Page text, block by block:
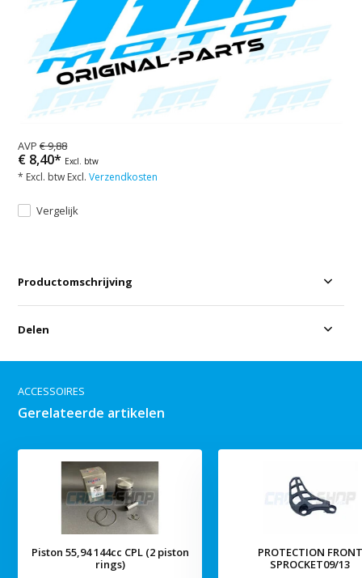
AVP€ 9,88
€ 8,40* Excl. btw
* Excl. btw Excl.Verzendkosten
Vergelijk
Productomschrijving
Delen
ACCESSOIRES
Gerelateerde artikelen
Piston 55,94 144cc CPL (2 piston
rings)
PROTECTION FRONT
SPROCKET09/13